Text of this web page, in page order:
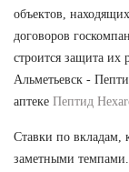
объектов,
договоров
строится защита их
Альметьевск -
аптеке Пептид
Ставки по вкладам,
заметными